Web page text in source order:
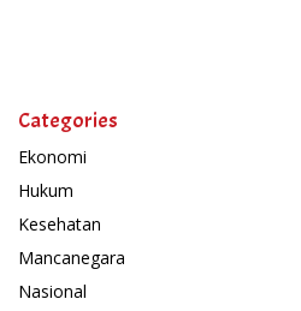
Categories
Ekonomi
Hukum
Kesehatan
Mancanegara
Nasional